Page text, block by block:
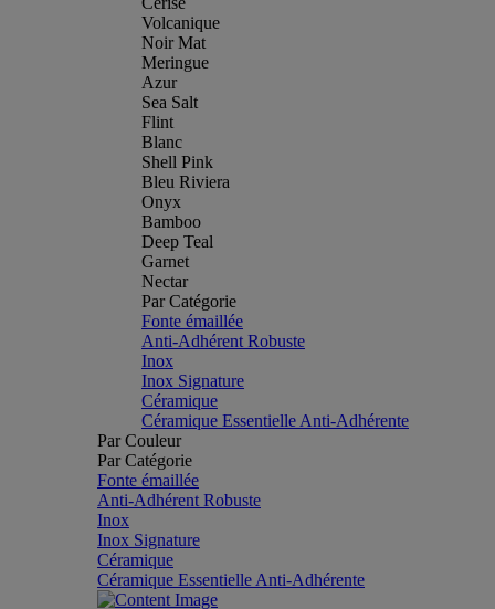
Volcanique
Noir Mat
Meringue
Azur
Sea Salt
Flint
Blanc
Shell Pink
Bleu Riviera
Onyx
Bamboo
Deep Teal
Garnet
Nectar
Par Catégorie
Fonte émaillée
Anti-Adhérent Robuste
Inox
Inox Signature
Céramique
Céramique Essentielle Anti-Adhérente
Par Couleur
Par Catégorie
Fonte émaillée
Anti-Adhérent Robuste
Inox
Inox Signature
Céramique
Céramique Essentielle Anti-Adhérente